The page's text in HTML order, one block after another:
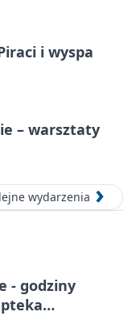
i wyspa
– warsztaty
wydarzenia
- godziny